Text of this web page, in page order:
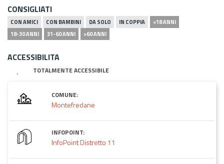
CONSIGLIATI
CON AMICI CON BAMBINI DA SOLO IN COPPIA
<18 ANNI
18-30 ANNI
31-60 ANNI >60 ANNI
ACCESSIBILITA
TOTALMENTE ACCESSIBILE
COMUNE:
Montefredane
INFOPOINT:
InfoPoint Distretto 11